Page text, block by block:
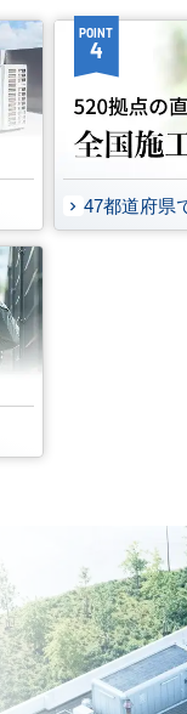
POINT
4
47都道府県